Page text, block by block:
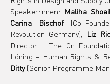
Speaker:innen: Maliha
Carina Bischof (Co-
Revolution Germany),
Liz
Director I The Or
Löning – Human Rights &
Ditty (Senior Programme